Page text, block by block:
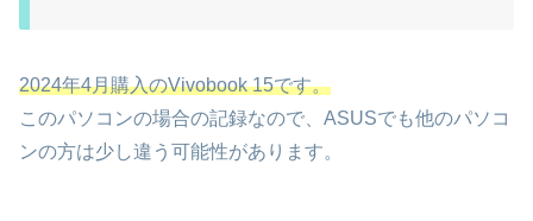
2024年4月購入のVivobook 15です。
このパソコンの場合の記録なので、ASUSでも他のパソコ
ンの方は少し違う可能性があります。